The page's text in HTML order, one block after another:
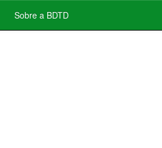
Sobre a BDTD